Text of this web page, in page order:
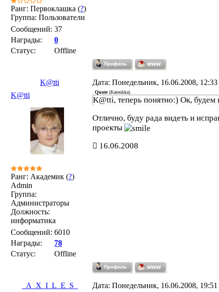
Ранг: Первоклашка (?)
Группа: Пользователи
Сообщений: 37
Награды:
0
Статус:
Offline
K@tti
Дата: Понедельник, 16.06.2008,
K@tti
Ранг: Академик (?)
Admin
Группа:
Администраторы
Должность:
информатика
Сообщений: 6010
Награды:
78
Статус:
Offline
Quote(Katenkka)
K@tti, теперь понятно:) Ок, будем
Отлично, буду рада видеть и
проекты
16.06.2008
_A_X_I_L_E_S_
Дата: Понедельник, 16.06.2008,